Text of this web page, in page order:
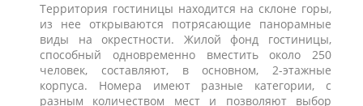
Территория гостиницы находится на склоне горы,
из нее открываются потрясающие панорамные
виды на окрестности. Жилой фонд гостиницы,
способный одновременно вместить около 250
человек, составляют, в основном, 2-этажные
корпуса. Номера имеют разные категории, с
разным количеством мест и позволяют выбор